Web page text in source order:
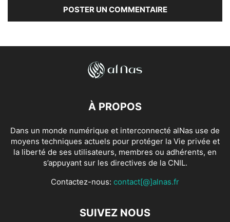
À PROPOS
Dans un monde numérique et interconnecté alNas use de
moyens techniques actuels pour protéger la Vie privée et
la liberté de ses utilisateurs, membres ou adhérents, en
s’appuyant sur les directives de la CNIL.
Contactez-nous: contact[@]alnas.fr
SUIVEZ NOUS